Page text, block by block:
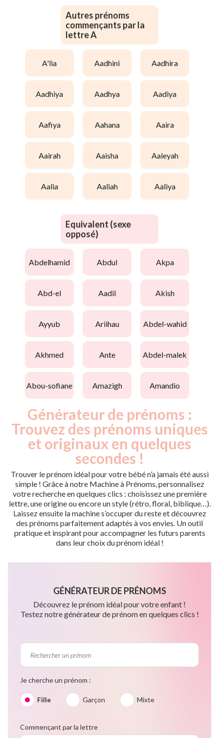
Autres prénoms
commençants par la
lettre A
a'lia aadhini aadhira
aadhiya aadhya aadiya
aafiya aahana aaira
aairah aaisha aaleyah
aalia aaliah aaliya
Equivalent (sexe
opposé)
abdelhamid abdul akpa
abd-el aadil akish
ayyub ariihau abdel-wahid
akhmed ante abdel-malek
abou-sofiane amazigh amandio
Générateur de prénoms :
Trouvez des prénoms uniques
et originaux en quelques
secondes !
Trouver le prénom idéal pour votre bébé n’a jamais été aussi
simple ! Grâce à notre Machine à Prénoms, personnalisez
votre recherche en quelques clics : choisissez une première
lettre, une origine ou encore un style (rétro, floral, biblique…).
Laissez ensuite la machine s’occuper du reste et découvrez
des prénoms parfaitement adaptés à vos envies. Un outil
pratique et inspirant pour accompagner les futurs parents
dans leur choix du prénom idéal !
GÉNÉRATEUR DE PRÉNOMS
Découvrez le prénom idéal pour votre enfant !
Testez notre générateur de prénom en quelques clics !
Je cherche un prénom :
Fille Garçon Mixte
Commençant par la lettre